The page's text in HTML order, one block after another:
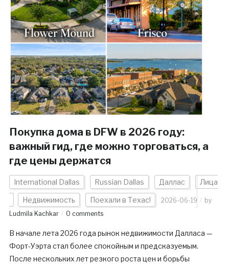
Покупка дома в DFW в 2026 году:
важный гид, где можно торговаться, а
где цены держатся
International Dallas Russian Dallas Даллас Лица
Недвижимость Поехали в Техас! 2026-06-19
by
Ludmila Kachkar
0 comments
В начале лета 2026 года рынок недвижимости Далласа —
Форт-Уэрта стал более спокойным и предсказуемым.
После нескольких лет резкого роста цен и борьбы